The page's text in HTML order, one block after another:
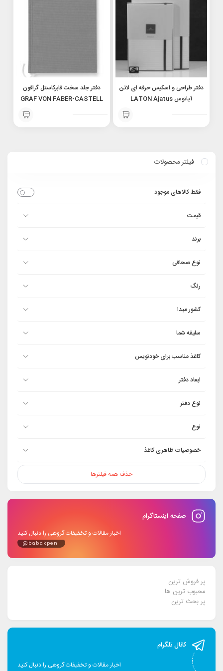
فیلتر محصولات
فقط کالاهای موجود
قیمت
برند
نوع صحافی
رنگ
کشور مبدا
سلیقه شما
کاغذ مناسب برای خودنویس
ابعاد دفتر
نوع دفتر
نوع
خصوصیات ظاهری کاغذ
حذف همه فیلترها
صفحه اینستاگرام
اخبار مقالات و تخفیفات گروهی را دنبال کنید
@babakpen
پر فروش ترین
محبوب ترین ها
پر بحث ترین
کانال تلگرام
اخبار مقالات و تخفیفات گروهی را دنبال کنید
دفتر طراحی و اسکیس حرفه ای لاتن
آیاتوس LATON Ajatus
professional sketch book
دفتر جلد سخت فابرکاستل گرافون
GRAF VON FABER-CASTELL
Linen-bound notebook A5